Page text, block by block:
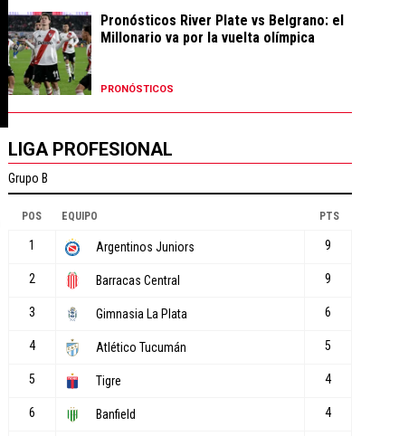
Pronósticos River Plate vs Belgrano: el
Millonario va por la vuelta olímpica
PRONÓSTICOS
LIGA PROFESIONAL